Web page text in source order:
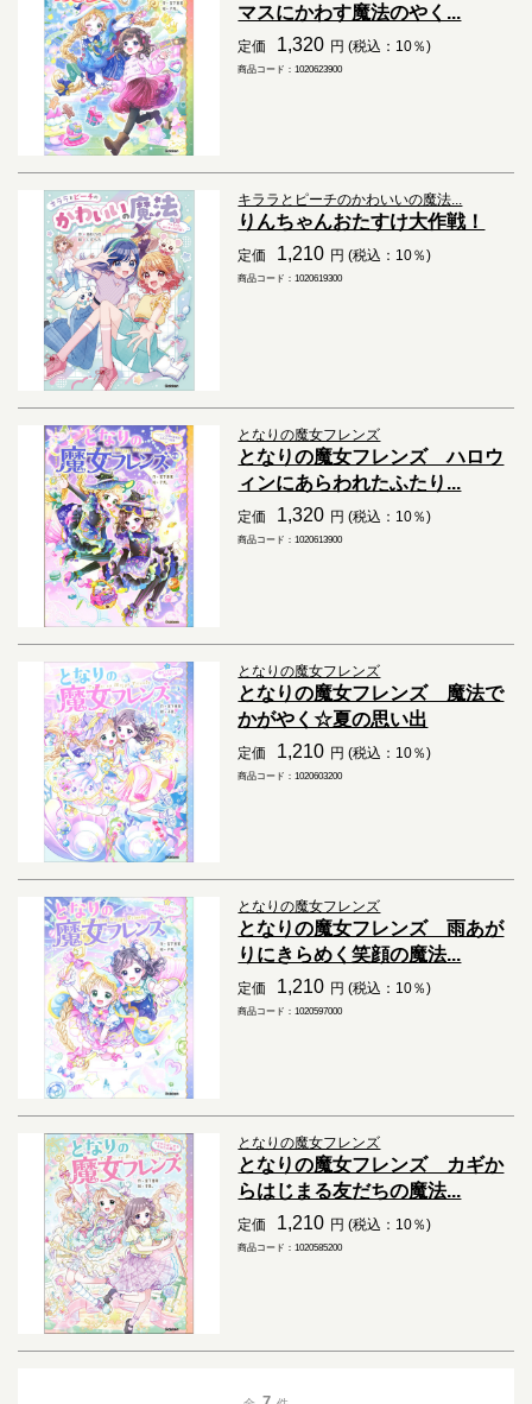
マスにかわす魔法のやく...
定価 1,320 円 (税込：10％)
商品コード：1020623900
キララとピーチのかわいいの魔法...
りんちゃんおたすけ大作戦！
定価 1,210 円 (税込：10％)
商品コード：1020619300
となりの魔女フレンズ
となりの魔女フレンズ ハロウ
ィンにあらわれたふたり...
定価 1,320 円 (税込：10％)
商品コード：1020613900
となりの魔女フレンズ
となりの魔女フレンズ 魔法で
かがやく☆夏の思い出
定価 1,210 円 (税込：10％)
商品コード：1020603200
となりの魔女フレンズ
となりの魔女フレンズ 雨あが
りにきらめく笑顔の魔法...
定価 1,210 円 (税込：10％)
商品コード：1020597000
となりの魔女フレンズ
となりの魔女フレンズ カギか
らはじまる友だちの魔法...
定価 1,210 円 (税込：10％)
商品コード：1020585200